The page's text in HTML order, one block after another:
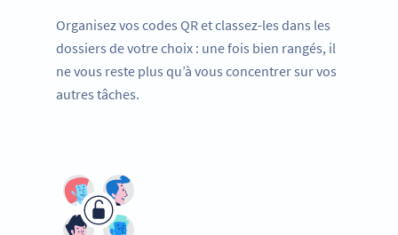
Organisez vos codes QR et classez-les dans les
dossiers de votre choix : une fois bien rangés, il
ne vous reste plus qu’à vous concentrer sur vos
autres tâches.